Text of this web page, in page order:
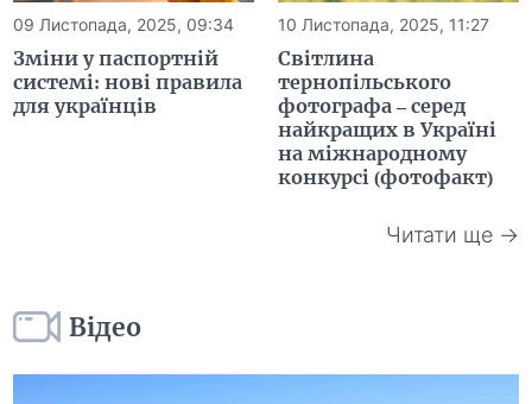
09 Листопада, 2025, 09:34
Зміни у паспортній
системі: нові правила
для українців
10 Листопада, 2025, 11:27
Світлина
тернопільського
фотографа – серед
найкращих в Україні
на міжнародному
конкурсі (фотофакт)
Читати ще →
Відео